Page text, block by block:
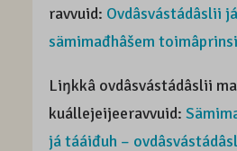
ravvuid: Ovdâsvástádâslii
sämimađhâšem
Liŋkkâ ovdâsvástádâslii
kuállejeijeeravvuid:
já tááiđuh –